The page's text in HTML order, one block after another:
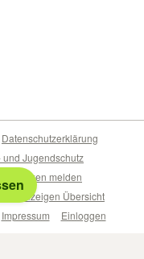
Datenschutzerklärung
und Jugendschutz
melden
Anzeigen Übersicht
Impressum Einloggen